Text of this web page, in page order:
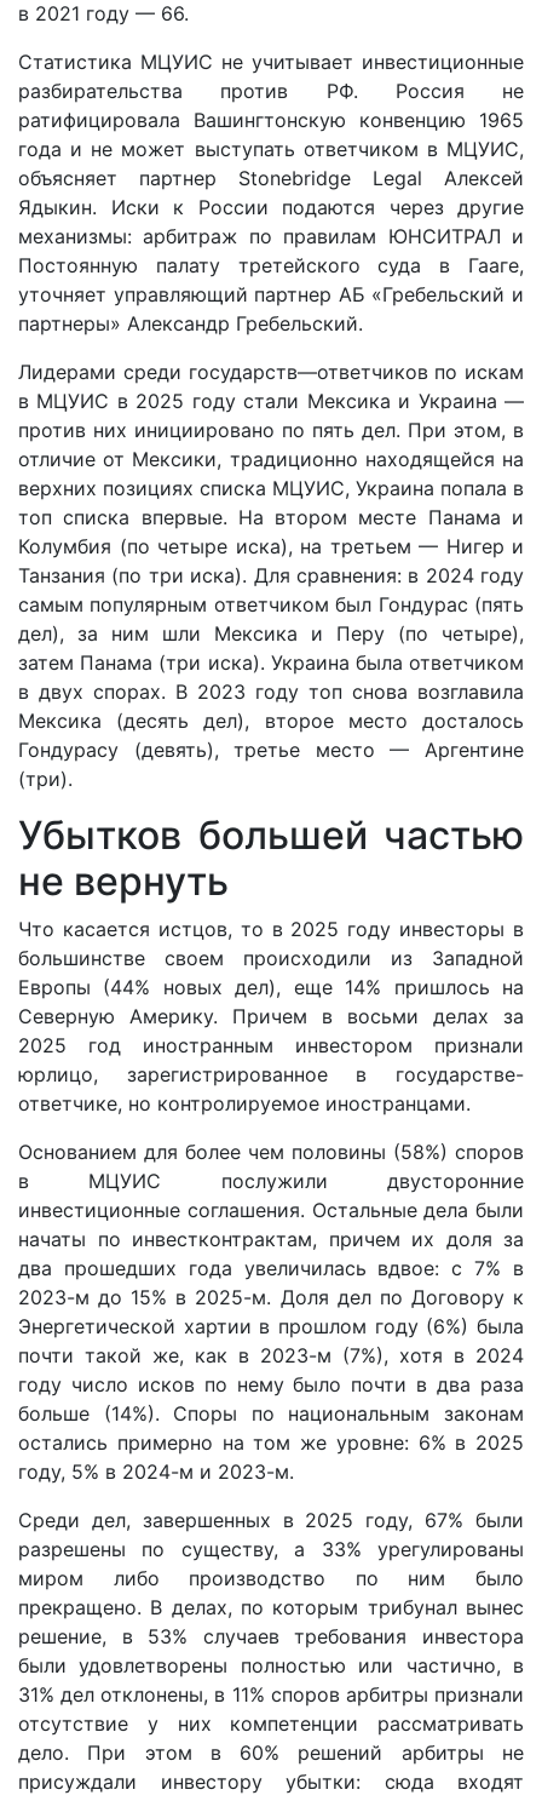
в 2021 году — 66.
Статистика МЦУИС не учитывает инвестиционные
разбирательства против РФ. Россия не
ратифицировала Вашингтонскую конвенцию 1965
года и не может выступать ответчиком в МЦУИС,
объясняет партнер Stonebridge Legal Алексей
Ядыкин. Иски к России подаются через другие
механизмы: арбитраж по правилам ЮНСИТРАЛ и
Постоянную палату третейского суда в Гааге,
уточняет управляющий партнер АБ «Гребельский и
партнеры» Александр Гребельский.
Лидерами среди государств—ответчиков по искам
в МЦУИС в 2025 году стали Мексика и Украина —
против них инициировано по пять дел. При этом, в
отличие от Мексики, традиционно находящейся на
верхних позициях списка МЦУИС, Украина попала в
топ списка впервые. На втором месте Панама и
Колумбия (по четыре иска), на третьем — Нигер и
Танзания (по три иска). Для сравнения: в 2024 году
самым популярным ответчиком был Гондурас (пять
дел), за ним шли Мексика и Перу (по четыре),
затем Панама (три иска). Украина была ответчиком
в двух спорах. В 2023 году топ снова возглавила
Мексика (десять дел), второе место досталось
Гондурасу (девять), третье место — Аргентине
(три).
Убытков большей частью
не вернуть
Что касается истцов, то в 2025 году инвесторы в
большинстве своем происходили из Западной
Европы (44% новых дел), еще 14% пришлось на
Северную Америку. Причем в восьми делах за
2025 год иностранным инвестором признали
юрлицо, зарегистрированное в государстве-
ответчике, но контролируемое иностранцами.
Основанием для более чем половины (58%) споров
в МЦУИС послужили двусторонние
инвестиционные соглашения. Остальные дела были
начаты по инвестконтрактам, причем их доля за
два прошедших года увеличилась вдвое: с 7% в
2023-м до 15% в 2025-м. Доля дел по Договору к
Энергетической хартии в прошлом году (6%) была
почти такой же, как в 2023-м (7%), хотя в 2024
году число исков по нему было почти в два раза
больше (14%). Споры по национальным законам
остались примерно на том же уровне: 6% в 2025
году, 5% в 2024-м и 2023-м.
Среди дел, завершенных в 2025 году, 67% были
разрешены по существу, а 33% урегулированы
миром либо производство по ним было
прекращено. В делах, по которым трибунал вынес
решение, в 53% случаев требования инвестора
были удовлетворены полностью или частично, в
31% дел отклонены, в 11% споров арбитры признали
отсутствие у них компетенции рассматривать
дело. При этом в 60% решений арбитры не
присуждали инвестору убытки: сюда входят